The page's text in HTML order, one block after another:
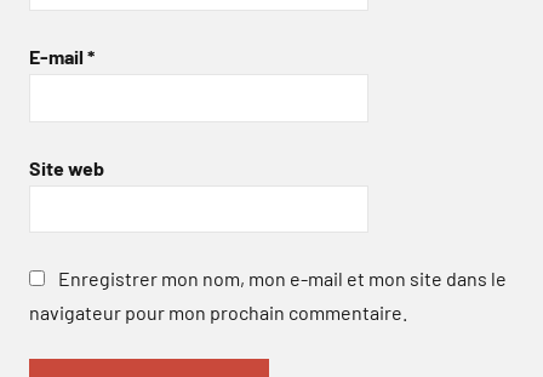
E-mail *
Site web
Enregistrer mon nom, mon e-mail et mon site dans le
navigateur pour mon prochain commentaire.